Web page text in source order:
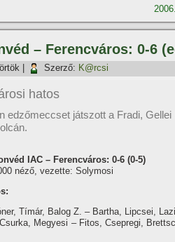
– Ferencváros: 0-6
Szerző: K@rcsi
hatos
edzőmeccset játszott a Fradi,
IAC – Ferencváros: 0-6 (0-5)
néző, vezette: Solymosi
Tí­már, Balog Z. – Bartha, Lipcsei,
Megyesi – Fitos, Csepregi,